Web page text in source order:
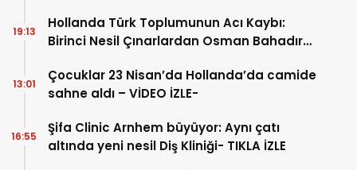
Hollanda Türk Toplumunun Acı Kaybı:
Birinci Nesil Çınarlardan Osman Bahadır
19:13
Çocuklar 23 Nisan’da Hollanda’da camide
sahne aldı – VİDEO İZLE-
13:01
Şifa Clinic Arnhem büyüyor: Aynı çatı
altında yeni nesil Diş Kliniği- TIKLA İZLE
16:55